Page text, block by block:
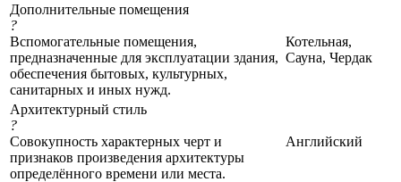
Дополнительные помещения
?
Вспомогательные помещения,
предназначенные для эксплуатации здания,
обеспечения бытовых, культурных,
санитарных и иных нужд.
Котельная,
Сауна, Чердак
Архитектурный стиль
?
Совокупность характерных черт и
признаков произведения архитектуры
определённого времени или места.
Английский